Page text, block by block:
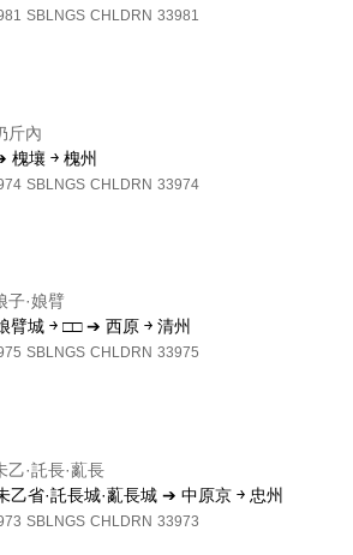
SBLNGS CHLDRN 33981
斤內
槐壤 ￫ 槐州
SBLNGS CHLDRN 33974
子·娘臂
臂城 ￫ □□ ➔ 西原 ￫ 清州
SBLNGS CHLDRN 33975
乙·託長·薍長
乙省·託長城·薍長城 ➔ 中原京 ￫ 忠州
SBLNGS CHLDRN 33973